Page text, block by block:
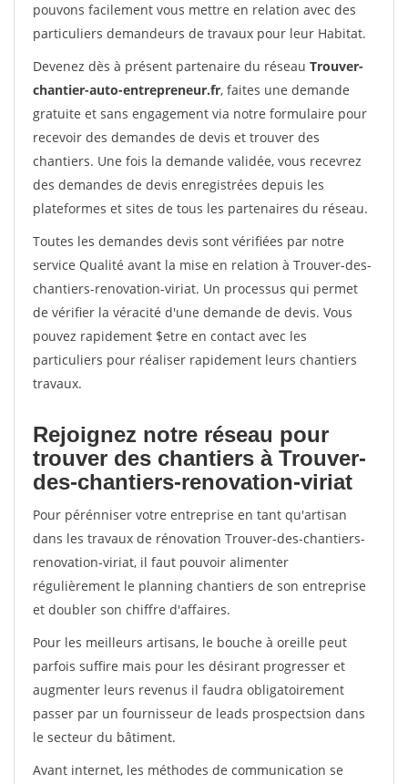
pouvons facilement vous mettre en relation avec des
particuliers demandeurs de travaux pour leur Habitat.
Devenez dès à présent partenaire du réseau Trouver-
chantier-auto-entrepreneur.fr, faites une demande
gratuite et sans engagement via notre formulaire pour
recevoir des demandes de devis et trouver des
chantiers. Une fois la demande validée, vous recevrez
des demandes de devis enregistrées depuis les
plateformes et sites de tous les partenaires du réseau.
Toutes les demandes devis sont vérifiées par notre
service Qualité avant la mise en relation à Trouver-des-
chantiers-renovation-viriat. Un processus qui permet
de vérifier la véracité d'une demande de devis. Vous
pouvez rapidement $etre en contact avec les
particuliers pour réaliser rapidement leurs chantiers
travaux.
Rejoignez notre réseau pour
trouver des chantiers à Trouver-
des-chantiers-renovation-viriat
Pour pérénniser votre entreprise en tant qu'artisan
dans les travaux de rénovation Trouver-des-chantiers-
renovation-viriat, il faut pouvoir alimenter
régulièrement le planning chantiers de son entreprise
et doubler son chiffre d'affaires.
Pour les meilleurs artisans, le bouche à oreille peut
parfois suffire mais pour les désirant progresser et
augmenter leurs revenus il faudra obligatoirement
passer par un fournisseur de leads prospectsion dans
le secteur du bâtiment.
Avant internet, les méthodes de communication se